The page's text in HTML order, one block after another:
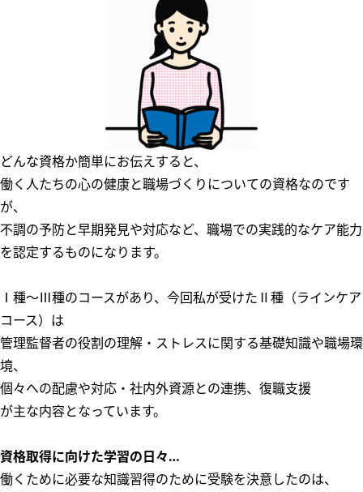
どんな資格か簡単にお伝えすると、
働く人たちの心の健康と職場づくりについての資格なのです
が、
不調の予防と早期発見や対応など、職場での実践的なケア能力
を認定するものになります。
Ⅰ種～Ⅲ種のコースがあり、今回私が受けたⅡ種（ラインケア
コース）は
管理監督者の役割の理解・ストレスに関する基礎知識や職場環
境、
個々への配慮や対応・社内外資源との連携、復職支援
が主な内容となっています。
資格取得に向けた学習の日々…
働くために必要な知識習得のために受験を決意したのは、